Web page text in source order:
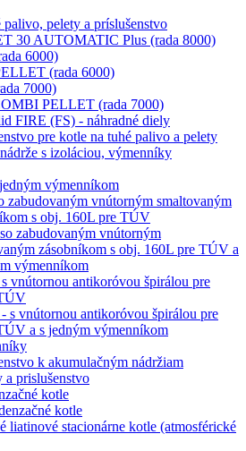
pelety a príslušenstvo
30 AUTOMATIC Plus (rada 8000)
6000)
(rada 6000)
7000)
PELLET (rada 7000)
FIRE (FS) - náhradné diely
pre kotle na tuhé palivo a pelety
s izoláciou, výmenníky
výmenníkom
zabudovaným vnútorným smaltovaným
s obj. 160L pre TÚV
zabudovaným vnútorným
zásobníkom s obj. 160L pre TÚV a
výmenníkom
vnútornou antikoróvou špirálou pre
s vnútornou antikoróvou špirálou pre
a s jedným výmenníkom
k akumulačným nádržiam
prislušenstvo
kotle
kotle
liatinové stacionárne kotle (atmosférické